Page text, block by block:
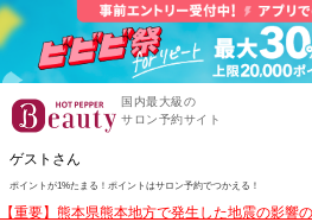
国内最大級の
サロン予約サイト
ゲストさん
ポイントが1%たまる！ ポイントはサロン予約でつかえる！
【重要】熊本県熊本地方で発生した地震の影響